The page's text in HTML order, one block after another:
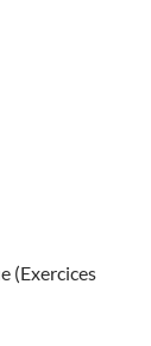
(Exercices